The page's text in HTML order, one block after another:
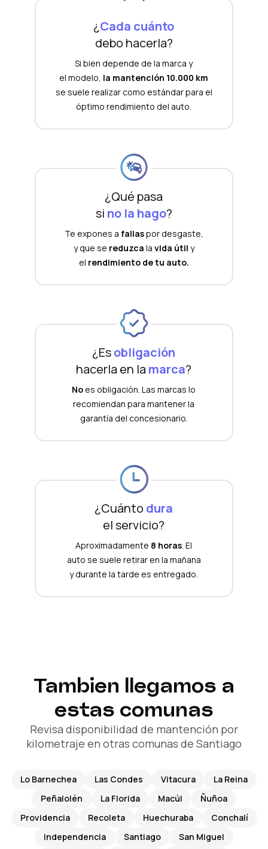
¿Cada cuánto
debo hacerla?
Si bien depende de la marca y
el modelo, la mantención 10.000 km
se suele realizar como estándar para el
óptimo rendimiento del auto.
¿Qué pasa
si no la hago?
Te expones a fallaspor desgaste,
y que se reduzca la vida útil y
el rendimiento de tu auto.
¿Esobligación
hacerla en la marca?
Noes obligación. Las marcas lo
recomiendan para mantener la
garantía del concesionario.
¿Cuánto dura
el servicio?
Aproximadamente 8 horas . El
auto se suele retirar en la mañana
y durante la tarde es entregado.
Tambien llegamos a
estas comunas
Revisa disponibilidad de mantención por
kilometraje en otras comunas de Santiago
Lo Barnechea Las Condes Vitacura
La Reina
Peñalolén
La Florida Macúl
Ñuñoa
Providencia
Recoleta Huechuraba
Conchalí
Independencia
Santiago
San Miguel